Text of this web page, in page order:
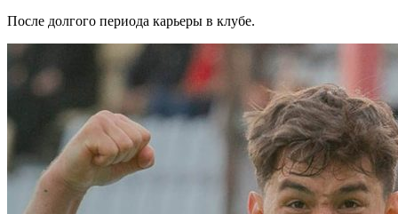
После долгого периода карьеры в клубе.